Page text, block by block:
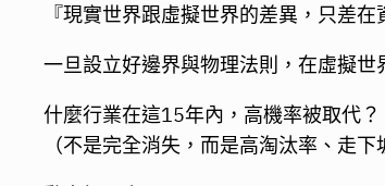
『現實世界跟虛擬世界的差異，只差在
一旦設立好邊界與物理法則，在虛擬
什麼行業在這15年內，高機率被取代？
（不是完全消失，而是高淘汰率、走下